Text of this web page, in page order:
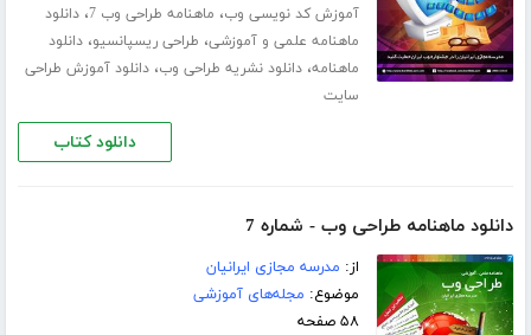
آموزش کد نویسی وب، ماهنامه طراحی وب 7 ،دانلود
ماهنامه علمی و آموزشی، طراحی ریسپانسیو،دانلود
ماهنامه،دانلود نشریه طراحی وب،دانلود آموزش طراحی
سایت
دانلود کتاب
دانلود ماهنامه طراحی وب - شماره 7
از: مدرسه مجازی ایرانیان
موضوع: مجله‌های آموزشی
۵۸ صفحه